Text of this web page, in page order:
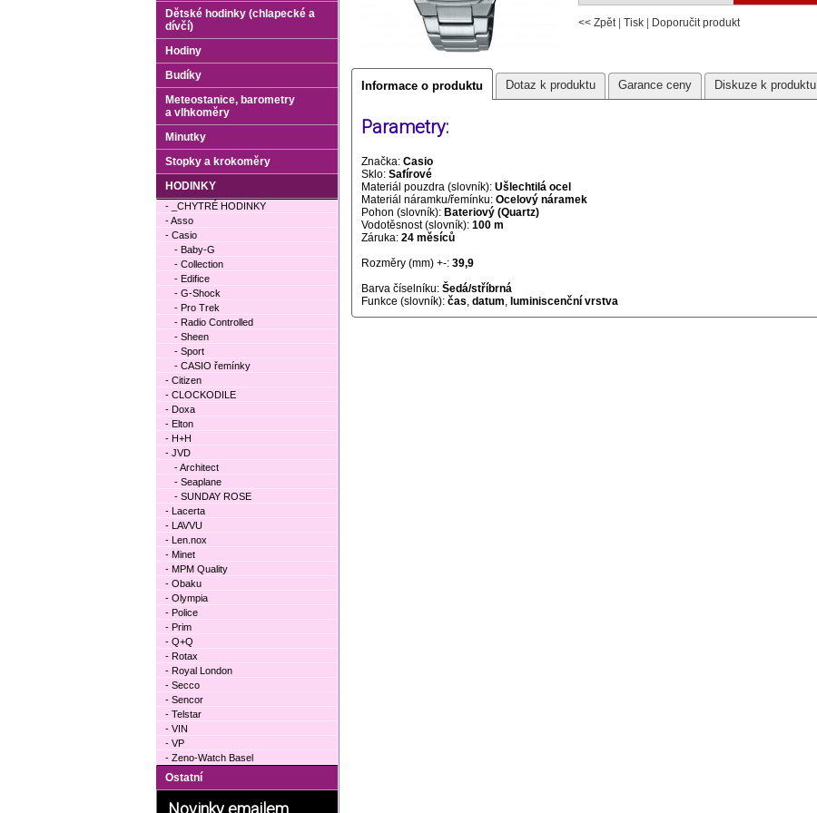
<< Zpět| Tisk Doporučit produkt
Informace o produktu Dotaz k produktu Garance ceny Diskuze k produktu
Parametry:
Značka: Casio
Sklo: Safírové
Materiál pouzdra (slovník): Ušlechtilá ocel
Materiál náramku/řemínku: Ocelový náramek
Pohon (slovník): Bateriový (Quartz)
Vodotěsnost (slovník): 100 m
Záruka: 24 měsíců
Rozměry (mm) +-: 39,9
Barva číselníku: Šedá/stříbrná
Funkce (slovník): čas, datum, luminiscenční vrstva
Dětské hodinky (chlapecké a
dívčí)
Hodiny
Budíky
Meteostanice, barometry
a vlhkoměry
Minutky
Stopky a krokoměry
HODINKY
- _CHYTRÉ HODINKY
- Asso
- Casio
- Baby-G
- Collection
- Edifice
- G-Shock
- Pro Trek
- Radio Controlled
- Sheen
- Sport
- CASIO řemínky
- Citizen
- CLOCKODILE
- Doxa
- Elton
- H+H
- JVD
- Architect
- Seaplane
- SUNDAY ROSE
- Lacerta
- LAVVU
- Len.nox
- Minet
- MPM Quality
- Obaku
- Olympia
- Police
- Prim
- Q+Q
- Rotax
- Royal London
- Secco
- Sencor
- Telstar
- VIN
- VP
- Zeno-Watch Basel
Ostatní
Novinky emailem